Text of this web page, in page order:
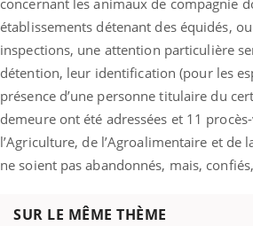
établissements détenant des équidés,
inspections, une attention particulière
détention, leur identification (pour les
présence d’une personne titulaire du
demeure ont été adressées et 11
l’Agriculture, de l’Agroalimentaire et de
ne soient pas abandonnés, mais,
SUR LE MÊME THÈME